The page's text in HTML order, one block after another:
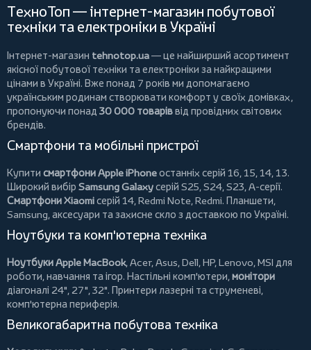
ТехноТоп — інтернет-магазин побутової
техніки та електроніки в Україні
Інтернет-магазин tehnotop.ua— це найширший асортимент
якісної побутової техніки та електроніки за найкращими
цінами в Україні. Вже понад 7 років ми допомагаємо
українським родинам створювати комфорт у своїх домівках,
пропонуючи понад 30 000 товаріввід провідних світових
брендів.
Смартфони та мобільні пристрої
Купити смартфони Apple iPhoneостанніх серій 16, 15, 14, 13.
Широкий вибір Samsung Galaxyсерій S25, S24, S23, A-серії.
Смартфони Xiaomiсерій 14, Redmi Note, Redmi. Планшети,
Samsung, аксесуари тазахисне скло з доставкою по Україні.
Ноутбуки та комп'ютерна техніка
Ноутбуки Apple MacBook,Acer,Asus,Dell,HP,Lenovo,MSI для
роботи, навчання та ігор. Настільні комп'ютери,монітори
діагоналі 24", 27", 32". Принтери лазерні та струменеві,
комп'ютерна периферія.
Великогабаритна побутова техніка